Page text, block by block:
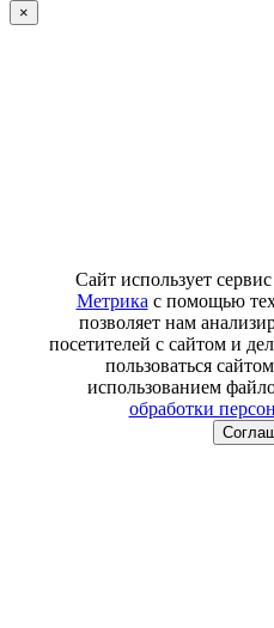
×
Сайт использует
Метрика с помощью
позволяет нам
посетителей с сайтом и
пользоваться
использованием
обработки